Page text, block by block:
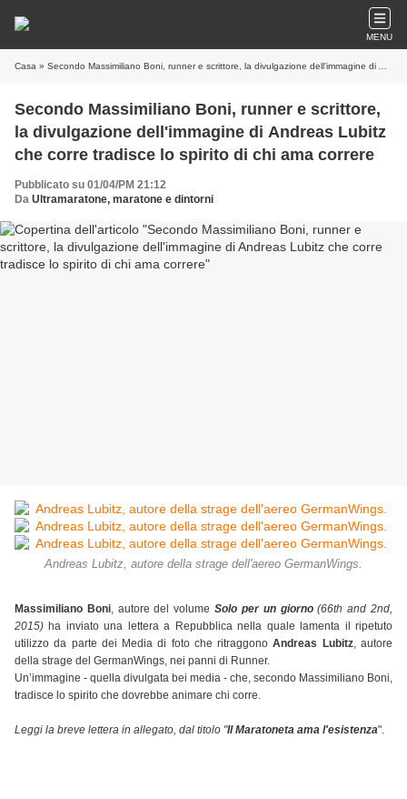
MENU
Casa » Secondo Massimiliano Boni, runner e scrittore, la divulgazione dell'immagine di Andreas Lubitz che corre tradisce lo spirito di chi ama correre
Secondo Massimiliano Boni, runner e scrittore,
la divulgazione dell'immagine di Andreas Lubitz
che corre tradisce lo spirito di chi ama correre
Pubblicato su 01/04/PM 21:12
Da Ultramaratone, maratone e dintorni
Andreas Lubitz, autore della strage dell'aereo GermanWings.
Massimiliano Boni, autore del volume Solo per un giorno (66th and 2nd,
2015) ha inviato una lettera a Repubblica nella quale lamenta il ripetuto
utilizzo da parte dei Media di foto che ritraggonoAndreas Lubitz, autore
della strage del GermanWings, nei panni di Runner.
Un’immagine - quella divulgata bei media - che, secondo Massimiliano Boni,
tradisce lo spirito che dovrebbe animare chi corre.
Leggi la breve lettera in allegato, dal titolo "Il Maratoneta ama l'esistenza".